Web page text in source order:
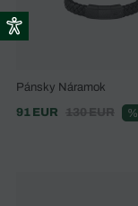
Pánsky Náramok
91 EUR
130 EUR %